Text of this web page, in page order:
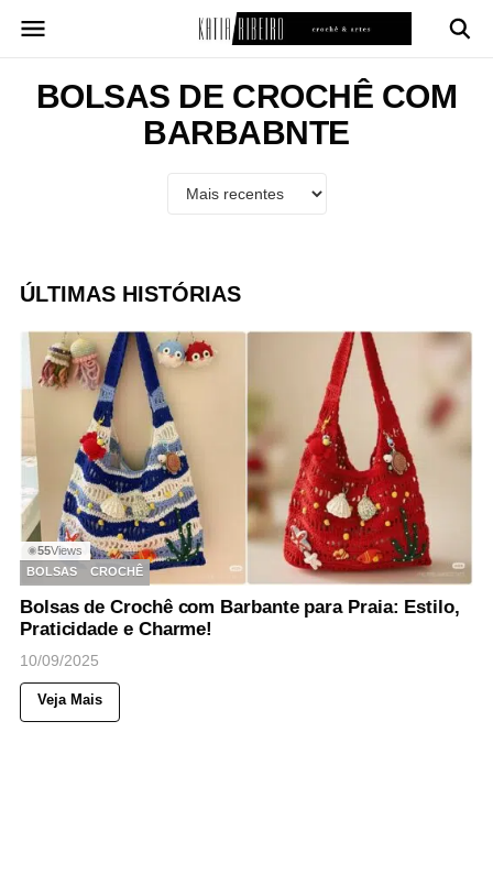
para
conteúdoBOLSAS DE CROCHÊ COM
BARBABNTE
ÚLTIMAS HISTÓRIAS
◉55Views
BOLSAS
CROCHÊ
Bolsas de Crochê com Barbante para Praia: Estilo,
Praticidade e Charme!
10/09/2025
Veja Mais